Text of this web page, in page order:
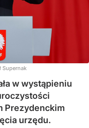
Supernak
w wystąpieniu
Prezydenckim
urzędu.